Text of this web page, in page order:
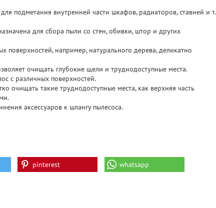
подметания внутренней части шкафов, радиаторов, ставней и т.
для сбора пыли со стен, обивки, штор и других
поверхностей, например, натурального дерева, деликатно
очищать глубокие щели и труднодоступные места.
с различных поверхностей.
очищать такие труднодоступные места, как верхняя часть
аксессуаров к шлангу пылесоса.
pinterest whatsapp